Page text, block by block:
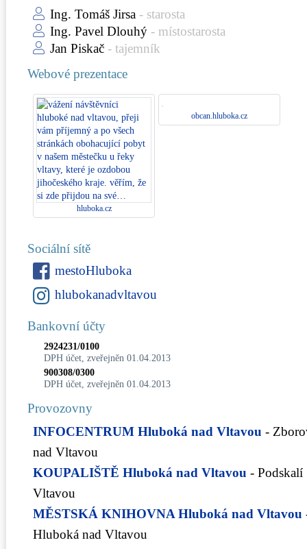
Ing. Tomáš Jirsa - starosta
Ing. Pavel Dlouhý - místostarosta
Jan Piskač - tajemník
Webové prezentace
hluboka.cz
obcan.hluboka.cz
Sociální sítě
mestoHluboka
hlubokanadvltavou
Bankovní účty
2924231/0100
DPH účet, zveřejněn 01.04.2013
900308/0300
DPH účet, zveřejněn 01.04.2013
Provozovny
INFOCENTRUM Hluboká nad Vltavou -
nad Vltavou
KOUPALIŠTĚ Hluboká nad Vltavou -
Vltavou
MĚSTSKÁ KNIHOVNA Hluboká nad Vltavou
Hluboká nad Vltavou